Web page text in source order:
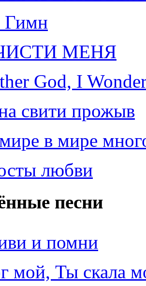
Гимн
МЕНЯ
God, I
свити прожыв
в мире
любви
песни
и помни
мой, Ты скала